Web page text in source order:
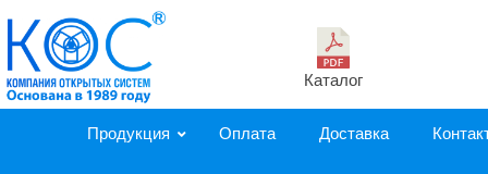
Каталог
Продукция Оплата Доставка